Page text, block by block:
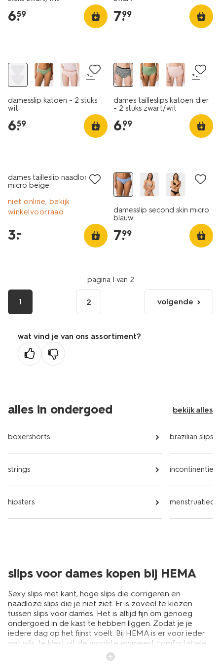
6.
59 7.
99
+2
damesslip katoen - 2 stuks
wit
6.
59
+2
dames tailleslips katoen dier
- 2 stuks zwart/wit
6.
99
dames tailleslip naadloos
micro beige
niet online, bekijk
winkelvoorraad
3.
–
damesslip second skin micro
blauw
7.
99
pagina 1 van 2
1 2
volgende
pagina
volgende
wat vind je van ons assortiment?
alles in ondergoed bekijk alles
boxershorts
strings
hipsters
brazilian slips
slips voor dames kopen bij HEMA
Sexy slips met kant, hoge slips die corrigeren en
naadloze slips die je niet ziet. Er is zoveel te kiezen
tussen slips voor dames. Het is altijd fijn om genoeg
ondergoed in de kast te hebben liggen. Zodat je je
iedere dag op het fijnst voelt. Bij HEMA is er voor ieder
wat wils. Je kiest uit de mooiste en meest comfortabele
slips voor dames. Voor ieder moment, want je wilt